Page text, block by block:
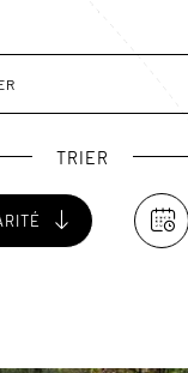
de l’Unesco qui
la cathédrale
TRIER